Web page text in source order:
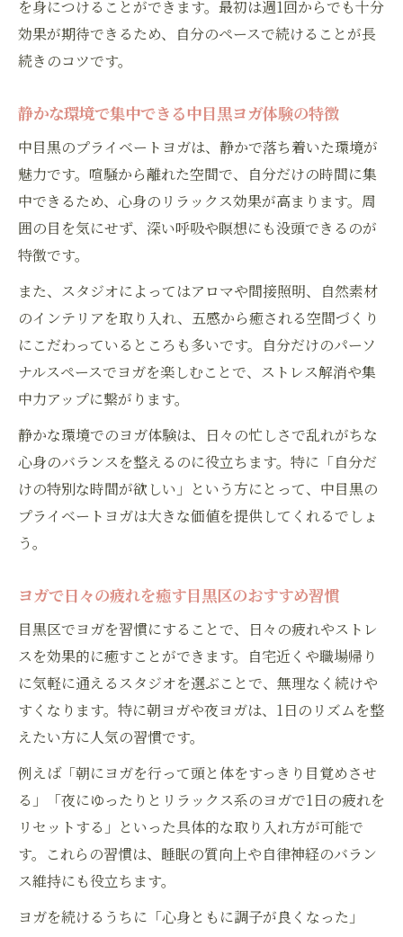
を身につけることができます。最初は週1回からでも十分
効果が期待できるため、自分のペースで続けることが長
続きのコツです。
静かな環境で集中できる中目黒ヨガ体験の特徴
中目黒のプライベートヨガは、静かで落ち着いた環境が
魅力です。喧騒から離れた空間で、自分だけの時間に集
中できるため、心身のリラックス効果が高まります。周
囲の目を気にせず、深い呼吸や瞑想にも没頭できるのが
特徴です。
また、スタジオによってはアロマや間接照明、自然素材
のインテリアを取り入れ、五感から癒される空間づくり
にこだわっているところも多いです。自分だけのパーソ
ナルスペースでヨガを楽しむことで、ストレス解消や集
中力アップに繋がります。
静かな環境でのヨガ体験は、日々の忙しさで乱れがちな
心身のバランスを整えるのに役立ちます。特に「自分だ
けの特別な時間が欲しい」という方にとって、中目黒の
プライベートヨガは大きな価値を提供してくれるでしょ
う。
ヨガで日々の疲れを癒す目黒区のおすすめ習慣
目黒区でヨガを習慣にすることで、日々の疲れやストレ
スを効果的に癒すことができます。自宅近くや職場帰り
に気軽に通えるスタジオを選ぶことで、無理なく続けや
すくなります。特に朝ヨガや夜ヨガは、1日のリズムを整
えたい方に人気の習慣です。
例えば「朝にヨガを行って頭と体をすっきり目覚めさせ
る」「夜にゆったりとリラックス系のヨガで1日の疲れを
リセットする」といった具体的な取り入れ方が可能で
す。これらの習慣は、睡眠の質向上や自律神経のバラン
ス維持にも役立ちます。
ヨガを続けるうちに「心身ともに調子が良くなった」